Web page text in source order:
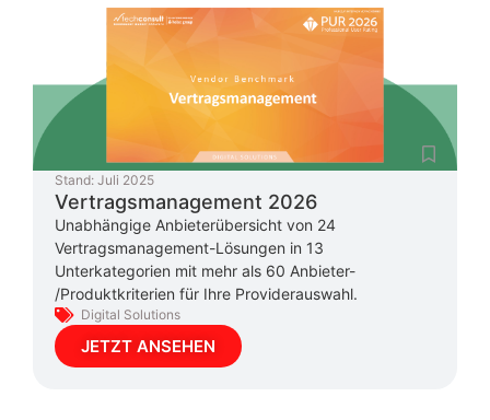
Stand: Juli 2025
Vertragsmanagement 2026
Unabhängige Anbieterübersicht von 24
Vertragsmanagement-Lösungen in 13
Unterkategorien mit mehr als 60 Anbieter-
/Produktkriterien für Ihre Providerauswahl.
Digital Solutions
JETZT ANSEHEN